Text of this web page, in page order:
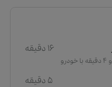
16 دقیقه
5 دقیقه